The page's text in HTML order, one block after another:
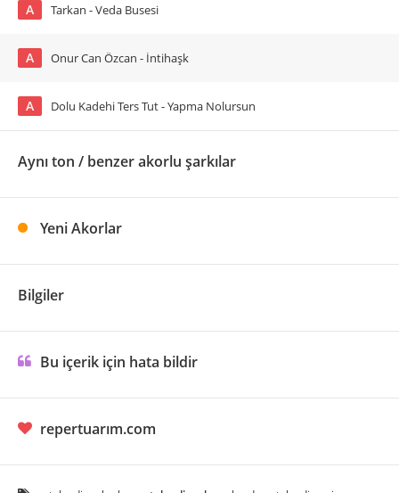
A Tarkan - Veda Busesi
A Onur Can Özcan - İntihaşk
A Dolu Kadehi Ters Tut - Yapma Nolursun
Aynı ton / benzer akorlu şarkılar
Yeni Akorlar
Bilgiler
Bu içerik için hata bildir
repertuarım.com